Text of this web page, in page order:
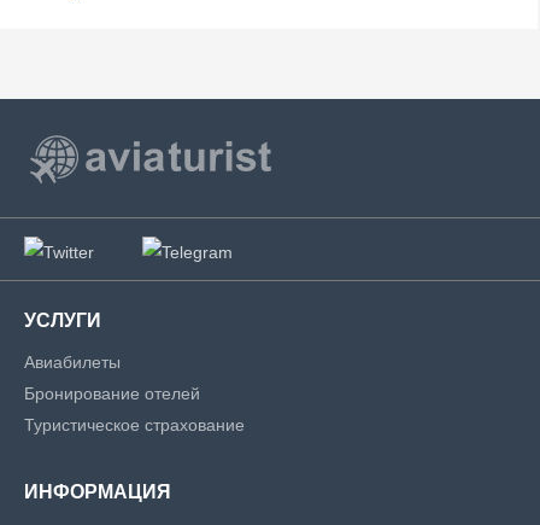
УСЛУГИ
Авиабилеты
Бронирование отелей
Туристическое страхование
ИНФОРМАЦИЯ